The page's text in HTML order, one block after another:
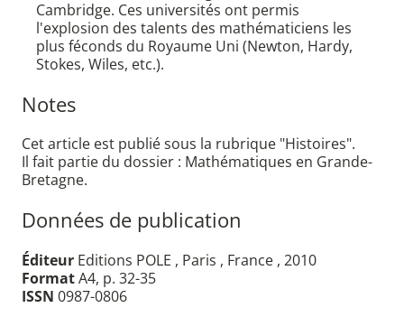
Cambridge. Ces universités ont permis
l'explosion des talents des mathématiciens les
plus féconds du Royaume Uni (Newton, Hardy,
Stokes, Wiles, etc.).
Notes
Cet article est publié sous la rubrique "Histoires".
Il fait partie du dossier : Mathématiques en Grande-
Bretagne.
Données de publication
Éditeur Editions POLE , Paris , France , 2010
FormatA4, p. 32-35
ISSN 0987-0806